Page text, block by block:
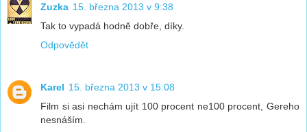
Zuzka 15. března 2013 v 9:38
Tak to vypadá hodně dobře, díky.
Odpovědět
Karel 15. března 2013 v 15:08
Film si asi nechám ujít 100 procent ne100 procent, Gereho
nesnáším.